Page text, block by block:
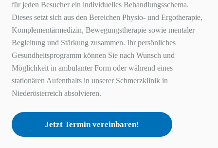
für jeden Besucher ein individuelles Behandlungsschema.
Dieses setzt sich aus den Bereichen Physio- und Ergotherapie,
Komplementärmedizin, Bewegungstherapie sowie mentaler
Begleitung und Stärkung zusammen. Ihr persönliches
Gesundheitsprogramm können Sie nach Wunsch und
Möglichkeit in ambulanter Form oder während eines
stationären Aufenthalts in unserer Schmerzklinik in
Niederösterreich absolvieren.
Jetzt Termin vereinbaren!